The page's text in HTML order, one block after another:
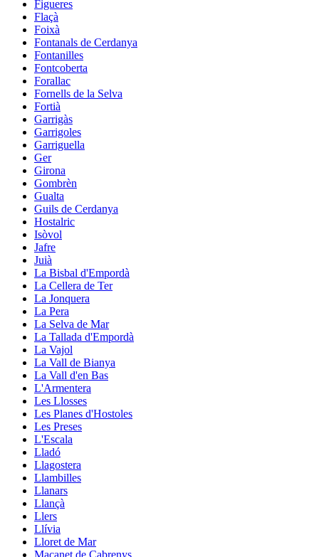
Figueres
Flaçà
Foixà
Fontanals de Cerdanya
Fontanilles
Fontcoberta
Forallac
Fornells de la Selva
Fortià
Garrigàs
Garrigoles
Garriguella
Ger
Girona
Gombrèn
Gualta
Guils de Cerdanya
Hostalric
Isòvol
Jafre
Juià
La Bisbal d'Empordà
La Cellera de Ter
La Jonquera
La Pera
La Selva de Mar
La Tallada d'Empordà
La Vajol
La Vall de Bianya
La Vall d'en Bas
L'Armentera
Les Llosses
Les Planes d'Hostoles
Les Preses
L'Escala
Lladó
Llagostera
Llambilles
Llanars
Llançà
Llers
Llívia
Lloret de Mar
Maçanet de Cabrenys